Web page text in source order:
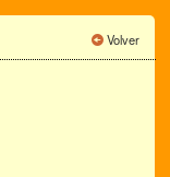
Volver